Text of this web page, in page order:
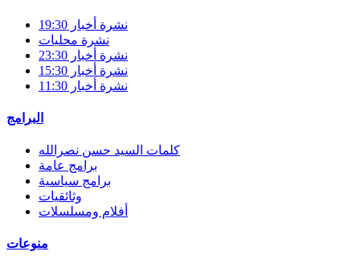
نشرة أخبار 19:30
نشرة محليات
نشرة أخبار 23:30
نشرة أخبار 15:30
نشرة أخبار 11:30
البرامج
كلمات السيد حسن نصرالله
برامج عامة
برامج سياسية
وثائقيات
أفلام ومسلسلات
منوعات